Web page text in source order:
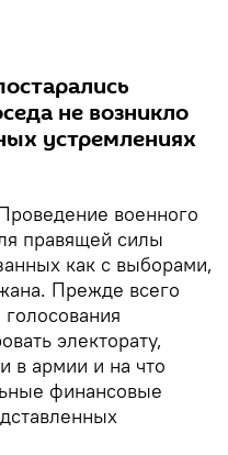
не возникло
устремлениях
военного
правящей силы
как с выборами,
Прежде всего
электорату,
в армии и на что
финансовые